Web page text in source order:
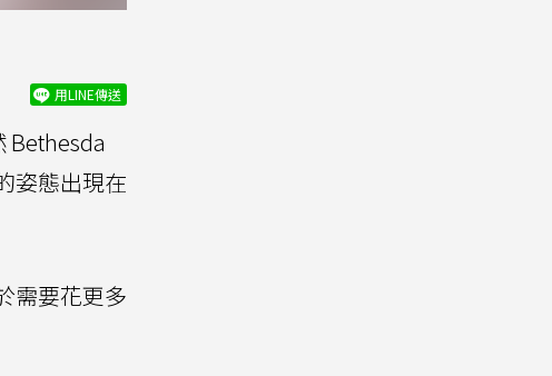
用LINE傳送
Bethesda
姿態出現在
需要花更多